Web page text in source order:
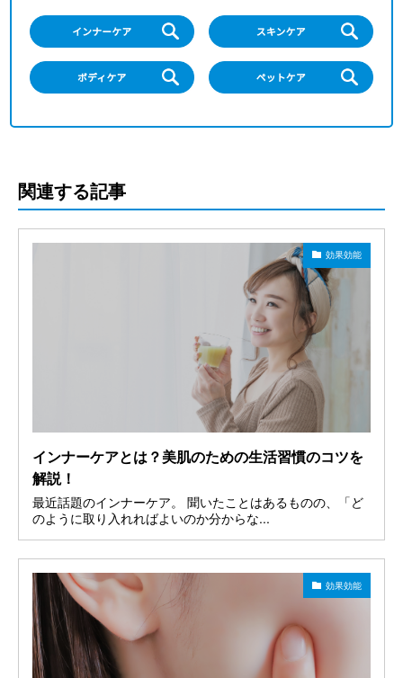
関連する記事
効果効能
インナーケアとは？美肌のための生活習慣のコツを
解説！
最近話題のインナーケア。 聞いたことはあるものの、「ど
のように取り入れればよいのか分からな...
効果効能